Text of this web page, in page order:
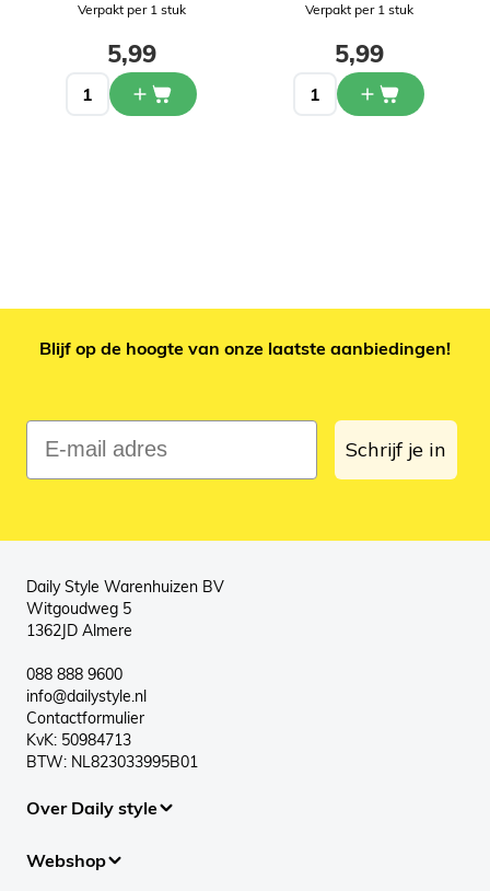
Verpakt per 1 stuk
5,99
Verpakt per 1 stuk
5,99
Blijf op de hoogte van onze laatste aanbiedingen!
E-mail adres
Schrijf je in
Daily Style Warenhuizen BV
Witgoudweg 5
1362JD Almere
088 888 9600
info@dailystyle.nl
Contactformulier
KvK: 50984713
BTW: NL823033995B01
Over Daily style
Webshop